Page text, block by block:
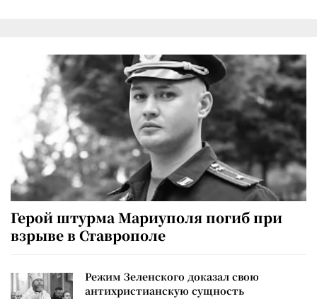
Герой штурма Мариуполя погиб при
взрыве в Ставрополе
Режим Зеленского доказал свою
антихристианскую сущность